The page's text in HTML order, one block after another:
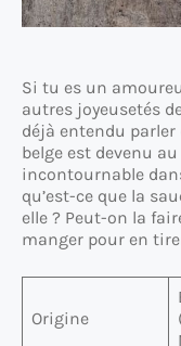
Si tu es un
autres joyeusetés
déjà entendu parler
belge est devenu
incontournable
qu’est-ce que la
elle ? Peut-on la
manger pour en
Origine